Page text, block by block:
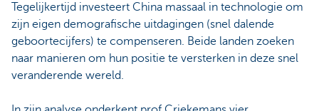
Tegelijkertijd investeert China massaal in technologie om
zijn eigen demografische uitdagingen (snel dalende
geboortecijfers) te compenseren. Beide landen zoeken
naar manieren om hun positie te versterken in deze snel
veranderende wereld.